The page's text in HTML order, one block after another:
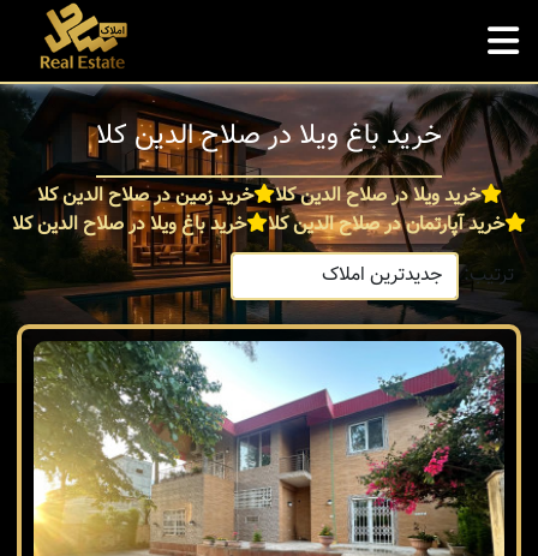
خرید باغ ویلا در صلاح الدین کلا
خرید ویلا در صلاح الدین کلا
خرید زمین در صلاح الدین کلا
خرید آپارتمان در صلاح الدین کلا
خرید باغ ویلا در صلاح الدین کلا
ترتیب: